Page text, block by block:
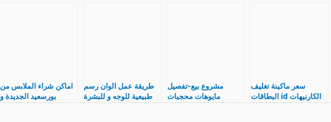
سعر ماكينة تغليف
الكارنيهات id البطاقات
مشروع بيع-تفصيل
مايوهات محجبات
طريقة عمل الوان رسم
طبيعية للوجه و للبشرة
اماكن شراء الملابس من
بورسعيد الجديدة و